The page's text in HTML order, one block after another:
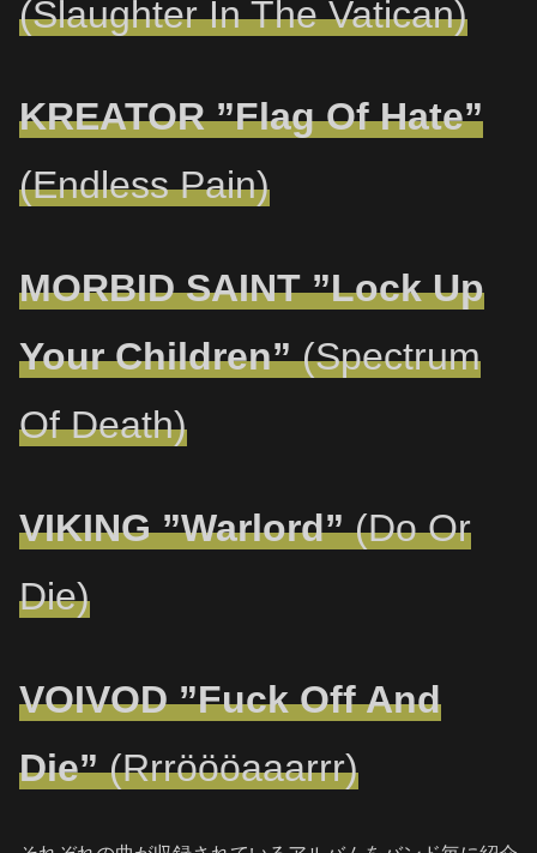
(Slaughter In The Vatican)
KREATOR ”Flag Of Hate”
(Endless Pain)
MORBID SAINT ”Lock Up
Your Children”(Spectrum
Of Death)
VIKING ”Warlord”(Do Or
Die)
VOIVOD ”Fuck Off And
Die”(Rrröööaaarrr)